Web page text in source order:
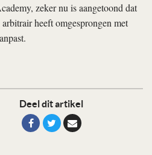
Deel dit artikel
zeker nu is aangetoond dat
heeft omgesprongen met